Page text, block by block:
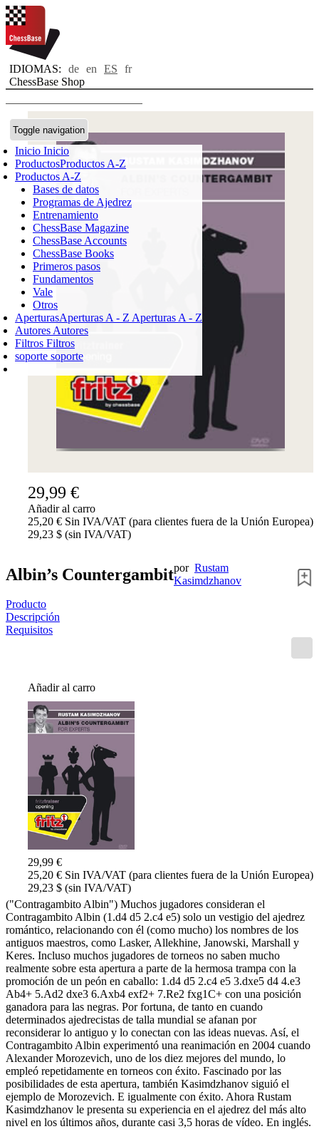
IDIOMAS: de en ES
fr
ChessBase Shop
Toggle navigation
Inicio Inicio
ProductosProductos A-Z
Productos A-Z
Bases de datos
Programas de Ajedrez
Entrenamiento
ChessBase Magazine
ChessBase Accounts
ChessBase Books
Primeros pasos
Fundamentos
Vale
Otros
AperturasAperturas A - Z Aperturas A - Z
Autores Autores
Filtros Filtros
soporte soporte
Login
CARRO DE LA COMPRA
PRODUCTO
0,00 €
✔
29,99 €
Añadir al carro
25,20 € Sin IVA/VAT (para clientes fuera de la Unión Europea)
29,23 $ (sin IVA/VAT)
Albin’s Countergambitpor Rustam
Kasimdzhanov
Producto
Descripción
Requisitos
Añadir al carro
29,99 €
25,20 € Sin IVA/VAT (para clientes fuera de la Unión Europea)
29,23 $ (sin IVA/VAT)
("Contragambito Albin") Muchos jugadores consideran el
Contragambito Albin (1.d4 d5 2.c4 e5) solo un vestigio del ajedrez
romántico, relacionando con él (como mucho) los nombres de los
antiguos maestros, como Lasker, Allekhine, Janowski, Marshall y
Keres. Incluso muchos jugadores de torneos no saben mucho
realmente sobre esta apertura a parte de la hermosa trampa con la
promoción de un peón en caballo: 1.d4 d5 2.c4 e5 3.dxe5 d4 4.e3
Ab4+ 5.Ad2 dxe3 6.Axb4 exf2+ 7.Re2 fxg1C+ con una posición
ganadora para las negras. Por fortuna, de tanto en cuando
determinados ajedrecistas de talla mundial se afanan por
reconsiderar lo antiguo y lo conectan con las ideas nuevas. Así, el
Contragambito Albin experimentó una reanimación en 2004 cuando
Alexander Morozevich, uno de los diez mejores del mundo, lo
empleó repetidamente en torneos con éxito. Fascinado por las
posibilidades de esta apertura, también Kasimdzhanov siguió el
ejemplo de Morozevich. E igualmente con éxito. Ahora Rustam
Kasimdzhanov le presenta su experiencia en el ajedrez del más alto
nivel en los últimos años, durante casi 3,5 horas de vídeo. En inglés.